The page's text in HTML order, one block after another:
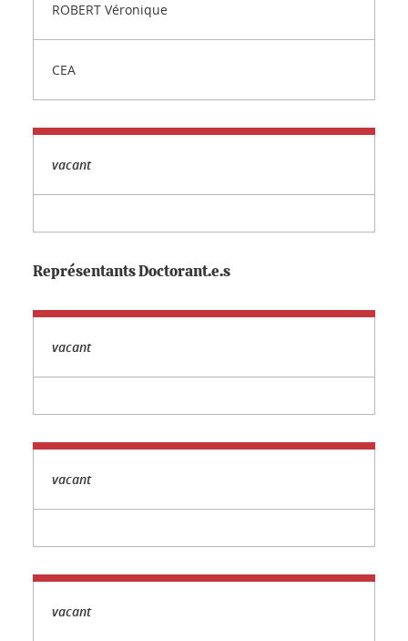
ROBERT Véronique
CEA
vacant
Représentants Doctorant.e.s
vacant
vacant
vacant